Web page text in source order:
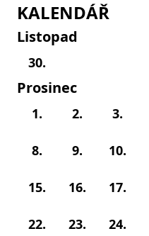
KALENDÁŘ
Listopad
30.
Prosinec
1. 2. 3.
8. 9. 10.
15. 16. 17.
22. 23. 24.